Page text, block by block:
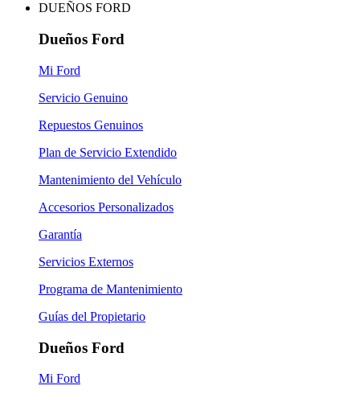
DUEÑOS FORD
Dueños Ford
Mi Ford
Servicio Genuino
Repuestos Genuinos
Plan de Servicio Extendido
Mantenimiento del Vehículo
Accesorios Personalizados
Garantía
Servicios Externos
Programa de Mantenimiento
Guías del Propietario
Dueños Ford
Mi Ford